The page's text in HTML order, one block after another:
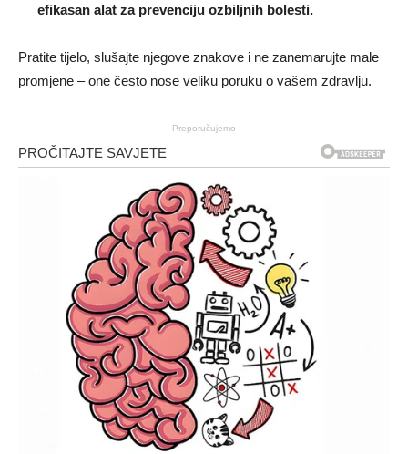
efikasan alat za prevenciju ozbiljnih bolesti.
Pratite tijelo, slušajte njegove znakove i ne zanemarujte male
promjene – one često nose veliku poruku o vašem zdravlju.
Preporučujemo